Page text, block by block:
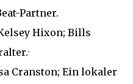
Partner.
Hixon; Bills
.
Cranston; Ein lokaler